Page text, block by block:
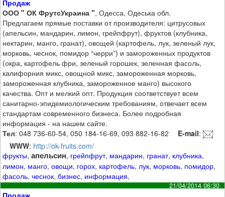
Продаж
ООО " ОК ФрутсУкраина ", Одесса, Одеська обл.
Предлагаем прямые поставки от производителя: цитрусовых
(апельсин, мандарин, лимон, грейпфрут), фруктов (клубника,
нектарин, манго, гранат), овощей (картофель, лук, зеленый лук,
морковь, чеснок, помидор “черри”) и замороженных продуктов
(окра, картофель фри, зеленый горошек, зеленная фасоль,
калифорния микс, овощной микс, замороженная морковь,
замороженная клубника, замороженное манго) высокого
качества. Опт и мелкий опт. Продукция соответствует всем
санитарно-эпидемиологическим требованиям, отвечает всем
стандартам современного бизнеса. Более подробная
информация - на нашем сайте.
Тел: 048 736-60-54, 050 184-16-69, 093 882-16-82 E-mail:
WWW: http://ok-fruits.com/
фрукты,апельсин, грейпфрут, мандарин, гранат, клубника,
лимон, манго,овощи, горох, картофель,лук, морковь, помидор,
фасоль,чеснок,бизнес, информация,
21/04/2014 06:30
Продаж